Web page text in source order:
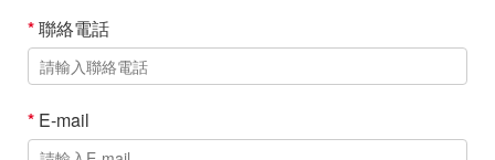
*聯絡電話
* E-mail